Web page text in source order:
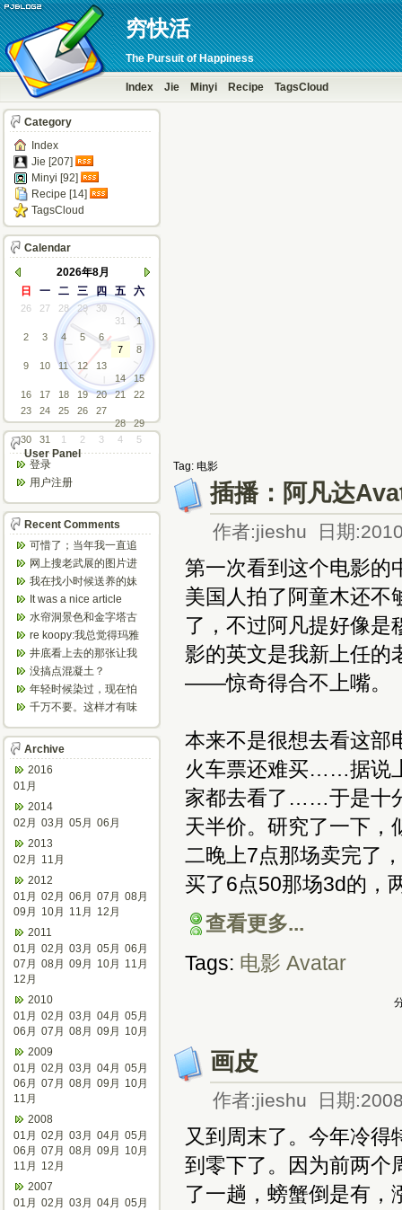
穷快活
The Pursuit of Happiness
Index Jie Minyi Recipe TagsCloud
Tag: 电影
插播：阿凡达
作者:jieshu 日期
第一次看到这个电影的
美国人拍了阿童木还不
了，不过阿凡提好像
影的英文是我新上任的
——惊奇得合不上嘴。
本来不是很想去看这部
火车票还难买……据说
家都去看了……于是十
天半价。研究了一下，
二晚上7点那场卖完了
买了6点50那场3d的，
查看更多...
Tags: 电影 Avatar
画皮
作者:jieshu 日期
又到周末了。今年冷得
到零下了。因为前两个
了一趟，螃蟹倒是有，
Category
Index
Jie [207]
Minyi [92]
Recipe [14]
TagsCloud
Calendar
2026年8月
日
一 二 三 四 五 六
26 27 28 29
30
31
1
2
3 4 5
6
7
8
9
10 11 12
13
14
15
16
17 18 19 20 21
22
23
24 25 26
27
28
29
30
31 1 2 3 4 5
User Panel
登录
用户注册
Recent Comments
可惜了；当年我一直追
着这个，看博主夫妇一
步步在多伦...
网上搜老武展的图片进
来了，一晃是你十年前
的帖子，时...
我在找小时候送养的妹
妹，有人QQ找我说找到
了匹配的...
It was a nice article
and...
水帘洞景色和金字塔古
迹都不错。
re koopy:我总觉得玛雅
人见过外星人。不然哪...
井底看上去的那张让我
想起了蝙蝠侠。。下棋
那张会不会...
没搞点混凝土？
年轻时候染过，现在怕
伤头发不敢染了。不过
千万不要。这样才有味
气场。
Archive
2016
01月
2014
02月 03月 05月 06月
2013
02月
11月
2012
01月 02月 06月 07月 08月
09月
10月 11月
12月
2011
01月 02月 03月 05月 06月
07月 08月 09月 10月
11月
12月
2010
01月 02月 03月 04月 05月
06月 07月 08月 09月
10月
2009
01月 02月 03月 04月 05月
06月 07月 08月 09月
10月
11月
2008
01月 02月 03月 04月 05月
06月 07月 08月 09月
10月
11月
12月
2007
01月 02月 03月 04月 05月